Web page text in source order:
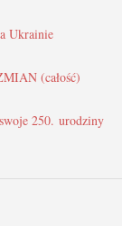
Ukrainie
(całość)
250. urodziny